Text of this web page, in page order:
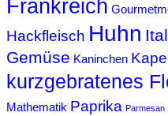
Frankreich
Hackfleisch Huhn
Gemüse Kaninchen
kurzgebratenes
Mathematik Paprika Parmesan